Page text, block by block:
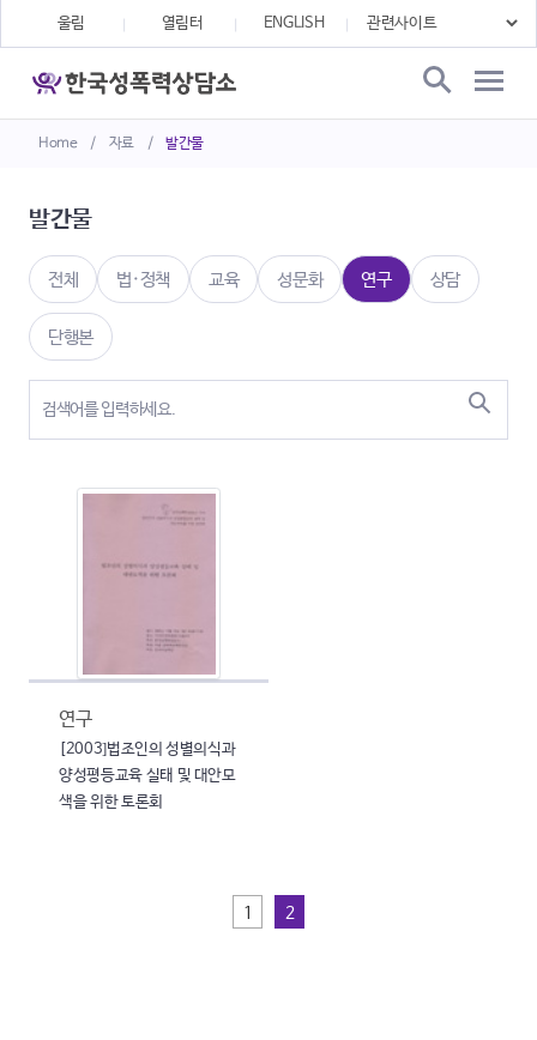
Home / 자료 / 발간물
울림 열림터 ENGLISH
발간물
전체 법·정책 교육 성문화 연구 상담
단행본
연구
[2003]법조인의 성별의식과
양성평등교육 실태 및 대안모
색을 위한 토론회
1 2